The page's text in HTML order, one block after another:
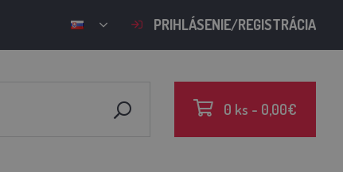
PRIHLÁSENIE/REGISTRÁCIA
0 ks - 0,00€